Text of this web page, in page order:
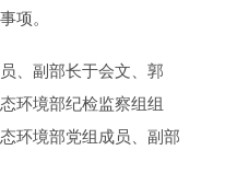
项。
副部长于会文、郭
环境部纪检监察组组
环境部党组成员、副部